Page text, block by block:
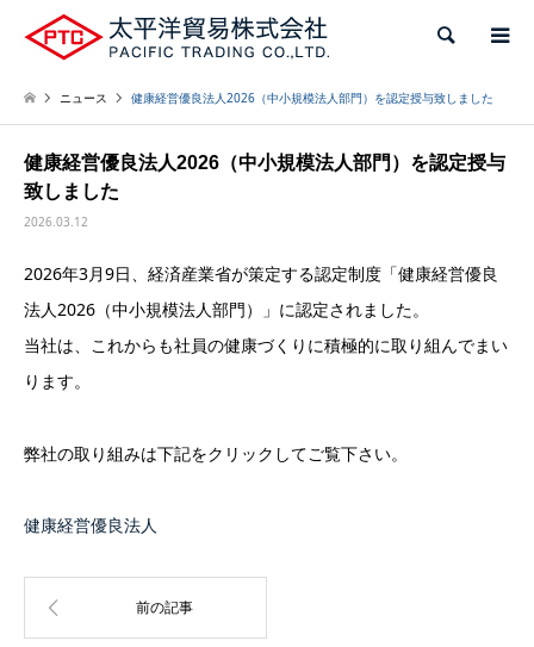
検索
ニュース 健康経営優良法人2026（中小規模法人部門）を認定授与致しました
健康経営優良法人2026（中小規模法人部門）を認定授与
致しました
2026.03.12
2026年3月9日、経済産業省が策定する認定制度「健康経営優良
法人2026（中小規模法人部門）」に認定されました。
当社は、これからも社員の健康づくりに積極的に取り組んでまい
ります。
弊社の取り組みは下記をクリックしてご覧下さい。
健康経営優良法人